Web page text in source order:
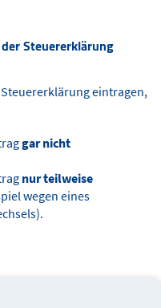
Steuererklärung
eintragen,
gar nicht
nur teilweise
wegen eines